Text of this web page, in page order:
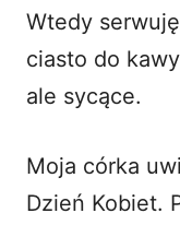
Wtedy
ciasto do
ale sycące.
Moja córka
Dzień Kobiet.